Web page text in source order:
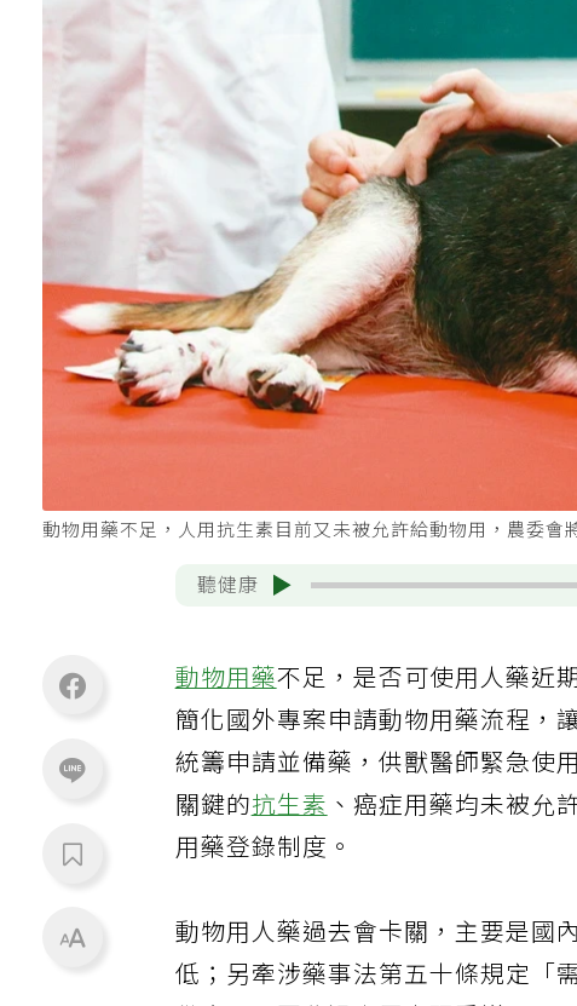
動物用藥不足，人用抗生素目前又未被允許給動物用，農委會
聽健康
動物用藥不足，是否可使用人藥近
簡化國外專案申請動物用藥流程，
統籌申請並備藥，供獸醫師緊急使
關鍵的抗生素 、癌症用藥均未被允
用藥登錄制度。
動物用人藥過去會卡關，主要是國
低；另牽涉藥事法第五十條規定「